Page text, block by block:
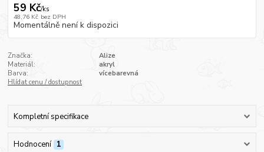
59 Kč/ks
48,76 Kč bez DPH
Momentálně není k dispozici
Značka:
Alize
Materiál:
akryl
Barva:
vícebarevná
Hlídat cenu / dostupnost
Kompletní specifikace
Hodnocení 1